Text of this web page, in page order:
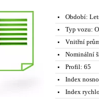
Období:
Typ vozu:
Vnitřní
Nominální
Profil: 65
Index
Index